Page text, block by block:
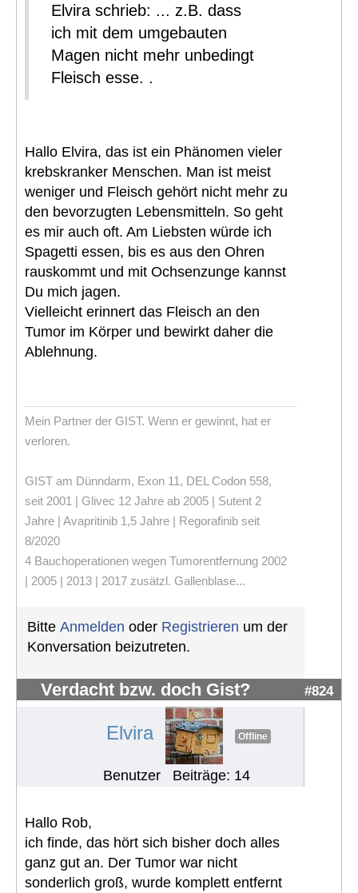
Elvira schrieb: ... z.B. dass
ich mit dem umgebauten
Magen nicht mehr unbedingt
Fleisch esse. .
Hallo Elvira, das ist ein Phänomen vieler
krebskranker Menschen. Man ist meist
weniger und Fleisch gehört nicht mehr zu
den bevorzugten Lebensmitteln. So geht
es mir auch oft. Am Liebsten würde ich
Spagetti essen, bis es aus den Ohren
rauskommt und mit Ochsenzunge kannst
Du mich jagen.
Vielleicht erinnert das Fleisch an den
Tumor im Körper und bewirkt daher die
Ablehnung.
Mein Partner der GIST. Wenn er gewinnt, hat er
verloren.
GIST am Dünndarm, Exon 11, DEL Codon 558,
seit 2001 | Glivec 12 Jahre ab 2005 | Sutent 2
Jahre | Avapritinib 1,5 Jahre | Regorafinib seit
8/2020
4 Bauchoperationen wegen Tumorentfernung 2002
| 2005 | 2013 | 2017 zusätzl. Gallenblase...
Bitte Anmelden oder Registrieren um der
Konversation beizutreten.
Verdacht bzw. doch Gist? #824
Elvira Offline
Benutzer Beiträge: 14
Hallo Rob,
ich finde, das hört sich bisher doch alles
ganz gut an. Der Tumor war nicht
sonderlich groß, wurde komplett entfernt